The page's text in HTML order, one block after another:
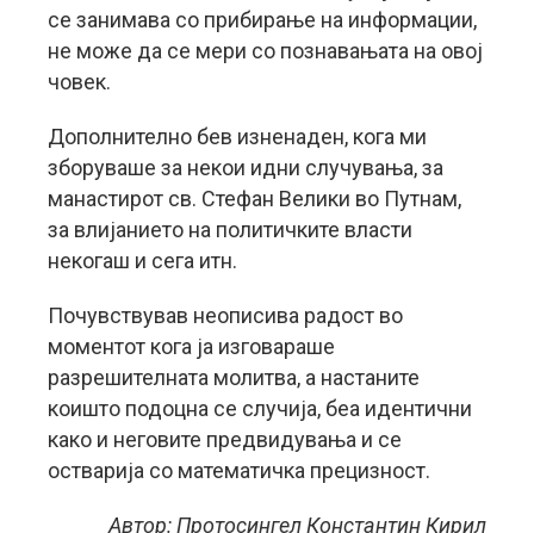
се занимава со прибирање на информации,
не може да се мери со познавањата на овој
човек.
Дополнително бев изненаден, кога ми
зборуваше за некои идни случувања, за
манастирот св. Стефан Велики во Путнам,
за влијанието на политичките власти
некогаш и сега итн.
Почувствував неописива радост во
моментот кога ја изговараше
разрешителната молитва, а настаните
коишто подоцна се случија, беа идентични
како и неговите предвидувања и се
остварија со математичка прецизност.
Автор: Протосингел Константин Кирил